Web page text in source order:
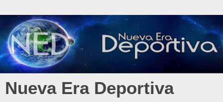
Nueva Era Deportiva